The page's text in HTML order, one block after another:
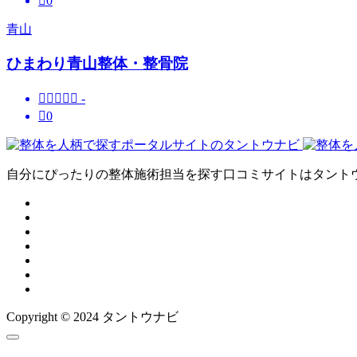
青山
ひまわり青山整体・整骨院
     -
0
自分にぴったりの整体施術担当を探す口コミサイトはタント
Copyright © 2024 タントウナビ